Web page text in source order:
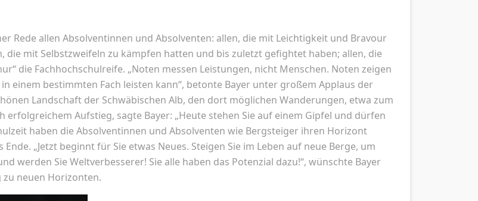
Rede allen Absolventinnen und Absolventen: allen, die mit Leichtigkeit und Bravour
die mit Selbstzweifeln zu kämpfen hatten und bis zuletzt gefightet haben; allen, die
die Fachhochschulreife. „Noten messen Leistungen, nicht Menschen. Noten zeigen
einem bestimmten Fach leisten kann“, betonte Bayer unter großem Applaus der
Landschaft der Schwäbischen Alb, den dort möglichen Wanderungen, etwa zum
Aufstieg, sagte Bayer: „Heute stehen Sie auf einem Gipfel und dürfen
haben die Absolventinnen und Absolventen wie Bergsteiger ihren Horizont
„Jetzt beginnt für Sie etwas Neues. Steigen Sie im Leben auf neue Berge, um
werden Sie Weltverbesserer! Sie alle haben das Potenzial dazu!“, wünschte Bayer
zu neuen Horizonten.